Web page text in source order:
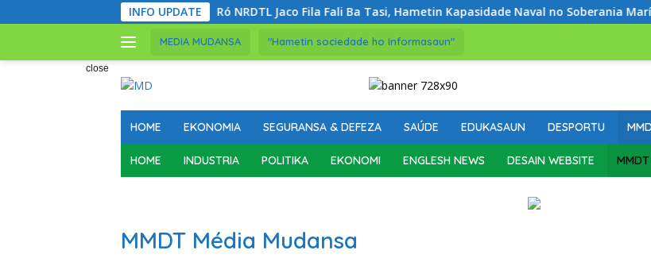
to
INFO UPDATERó NRDTL Jaco Fila Fali Ba Tasi, Hametin Kapasidade Naval no Soberania Marítima
MEDIA MUDANSA "Hametin sociedade ho Informasaun"
close
HOME EKONOMIA SEGURANSA & DEFEZA SAÚDE EDUKASAUN DESPORTU
HOME INDUSTRIA POLITIKA EKONOMI ENGLESH NEWS DESAIN WEBSITE
MMDT Média Mudansa